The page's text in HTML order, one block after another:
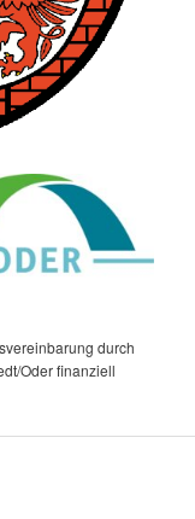
durch
Oder finanziell